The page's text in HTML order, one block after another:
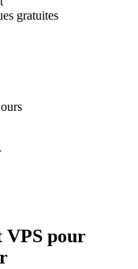
gratuites
VPS pour